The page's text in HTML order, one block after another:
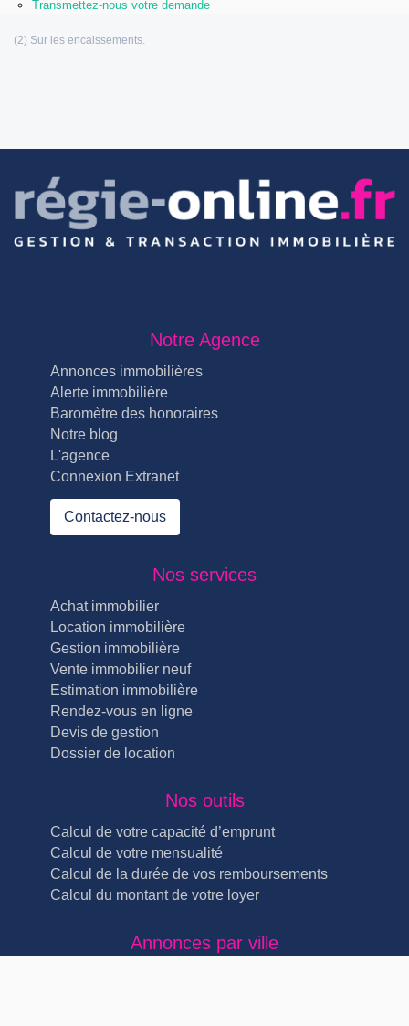
Transmettez-nous votre demande
Notre Agence
Annonces immobilières
Alerte immobilière
Baromètre des honoraires
Notre blog
L'agence
Connexion Extranet
Contactez-nous
Nos services
Achat immobilier
Location immobilière
Gestion immobilière
Vente immobilier neuf
Estimation immobilière
Rendez-vous en ligne
Devis de gestion
Dossier de location
Nos outils
Calcul de votre capacité d’emprunt
Calcul de votre mensualité
Calcul de la durée de vos remboursements
Calcul du montant de votre loyer
Annonces par ville